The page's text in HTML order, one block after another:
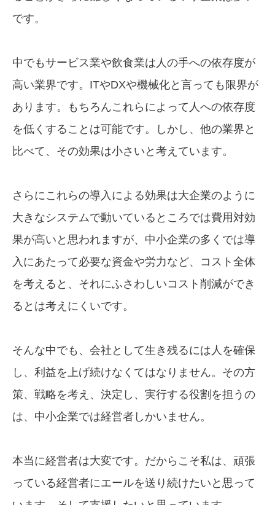
です。
中でもサービス業や飲食業は人の手への依存度が
高い業界です。ITやDXや機械化と言っても限界が
あります。もちろんこれらによって人への依存度
を低くすることは可能です。しかし、他の業界と
比べて、その効果は小さいと考えています。
さらにこれらの導入による効果は大企業のように
大きなシステムで動いているところでは費用対効
果が高いと思われますが、中小企業の多くでは導
入にあたって必要な資金や労力など、コスト全体
を考えると、それにふさわしいコスト削減ができ
るとは考えにくいです。
そんな中でも、会社として生き残るには人を確保
し、利益を上げ続けなくてはなりません。その方
策、戦略を考え、決定し、実行する役割を担うの
は、中小企業では経営者しかいません。
本当に経営者は大変です。だからこそ私は、頑張
っている経営者にエールを送り続けたいと思って